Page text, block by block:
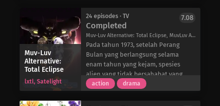
bisa terlibat secara romantis dengan
salah satu dari mereka?
dalam Perjanjian misterius berlanjut
saat rahasia Armor Dosa Mematikan
dibuka dalam musim kedua yang
spektakuler dari Horizon in the
Middle of Nowhere!
untuk membantu, kelompok
mahasiswa Itsuki yang beraneka
ragam mulai memproses berbagai
produk fermentasi seperti kecap dan
Muv-Luv
Alternative:
Total Eclipse
lxtl, Satelight
24 episodes · TV
Completed
Muv-Luv Alternative: Total Eclipse, MuvLuv Alternative Total Eclipse, MLA TE, マブラヴ オルタネイティヴ トータル・イクリプス
7.08
Pada tahun 1973, setelah Perang
Bulan yang berlangsung selama
enam tahun yang kejam, spesies
alien yang tidak bersahabat yang
dikenal sebagai BETA-Makhluk Ekstra
action drama